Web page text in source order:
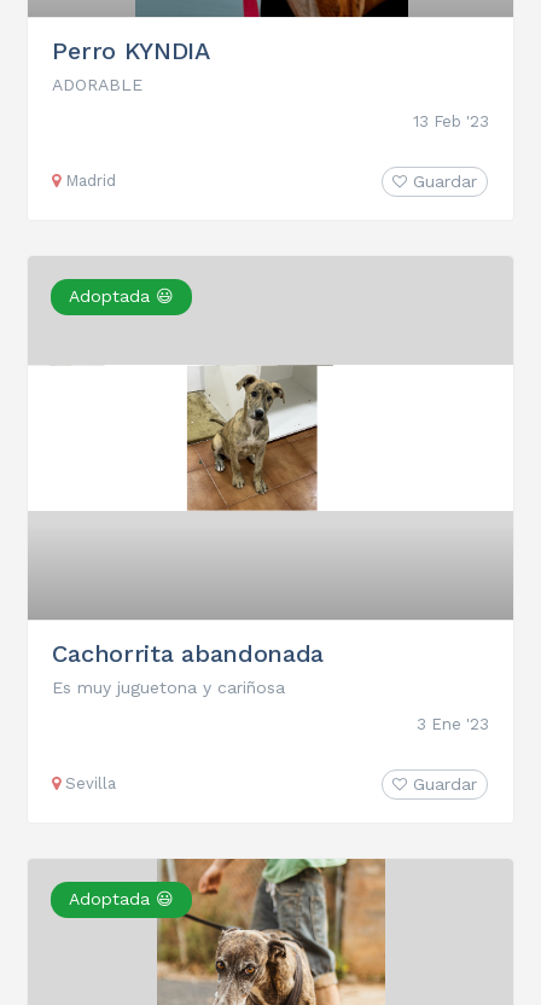
Perro KYNDIA
ADORABLE
13 Feb '23
Madrid Guardar
Adoptada 😃
Cachorrita abandonada
Es muy juguetona y cariñosa
3 Ene '23
Sevilla Guardar
Adoptada 😃